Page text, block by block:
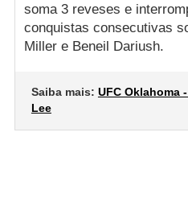
soma 3 reveses e
conquistas consecutivas
Miller e Beneil Dariush.
Saiba mais: UFC Oklahoma
Lee